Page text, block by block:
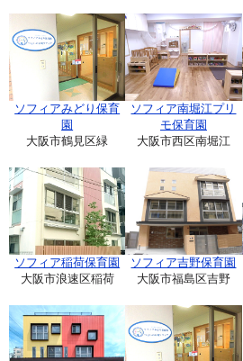
ソフィアみどり保育
園
大阪市鶴見区緑
ソフィア南堀江プリ
モ保育園
大阪市西区南堀江
ソフィア稲荷保育園
大阪市浪速区稲荷
ソフィア吉野保育園
大阪市福島区吉野